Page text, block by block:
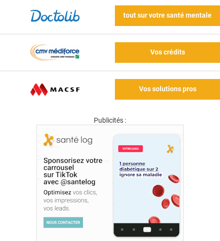
tout sur votre santé mentale
Vos crédits
Vos solutions pros
Publicités :